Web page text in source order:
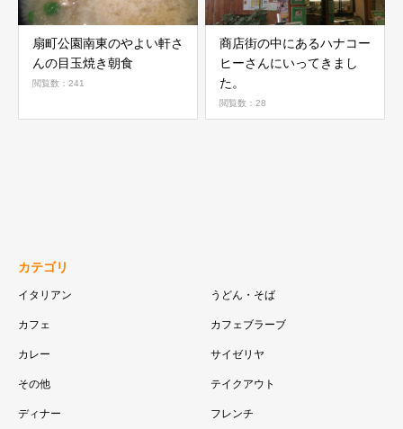
扇町公園南東のやよい軒さ
んの目玉焼き朝食
閲覧数：241
商店街の中にあるハナコー
ヒーさんにいってきまし
た。
閲覧数：28
カテゴリ
イタリアン うどん・そば
カフェ カフェブラーブ
カレー サイゼリヤ
その他 テイクアウト
ディナー フレンチ